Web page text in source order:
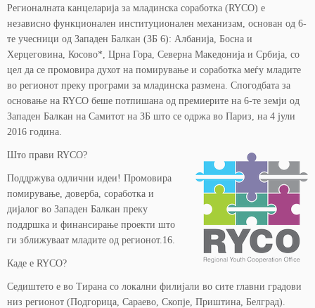
Регионалната канцеларија за младинска соработка (RYCO) е
независно функционален институционален механизам, основан од 6-
те учесници од Западен Балкан (ЗБ 6): Албанија, Босна и
Херцеговина, Косово*, Црна Гора, Северна Македонија и Србија, со
цел да се промовира духот на помирување и соработка меѓу младите
во регионот преку програми за младинска размена. Спогодбата за
основање на RYCO беше потпишана од премиерите на 6-те земји од
Западен Балкан на Самитот на ЗБ што се одржа во Париз, на 4 јули
2016 година.
Што прави RYCO?
Поддржува одлични идеи! Промовира
помирување, доверба, соработка и
дијалог во Западен Балкан преку
поддршка и финансирање проекти што
ги зближуваат младите од регионот.16.
Каде е RYCO?
Седиштето е во Тирана со локални филијали во сите главни градови
низ регионот (Подгорица, Сараево, Скопје, Приштина, Белград).